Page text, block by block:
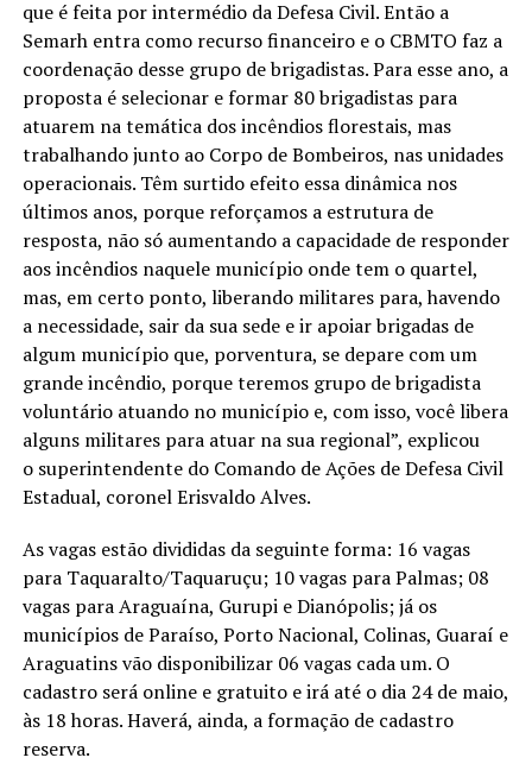
que é feita por intermédio da Defesa Civil. Então a
Semarh entra como recurso financeiro e o CBMTO faz a
coordenação desse grupo de brigadistas. Para esse ano, a
proposta é selecionar e formar 80 brigadistas para
atuarem na temática dos incêndios florestais, mas
trabalhando junto ao Corpo de Bombeiros, nas unidades
operacionais. Têm surtido efeito essa dinâmica nos
últimos anos, porque reforçamos a estrutura de
resposta, não só aumentando a capacidade de responder
aos incêndios naquele município onde tem o quartel,
mas, em certo ponto, liberando militares para, havendo
a necessidade, sair da sua sede e ir apoiar brigadas de
algum município que, porventura, se depare com um
grande incêndio, porque teremos grupo de brigadista
voluntário atuando no município e, com isso, você libera
alguns militares para atuar na sua regional”, explicou
o superintendente do Comando de Ações de Defesa Civil
Estadual, coronel Erisvaldo Alves.
As vagas estão divididas da seguinte forma: 16 vagas
para Taquaralto/Taquaruçu; 10 vagas para Palmas; 08
vagas para Araguaína, Gurupi e Dianópolis; já os
municípios de Paraíso, Porto Nacional, Colinas, Guaraí e
Araguatins vão disponibilizar 06 vagas cada um. O
cadastro será online e gratuito e irá até o dia 24 de maio,
às 18 horas. Haverá, ainda, a formação de cadastro
reserva.